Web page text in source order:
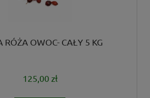
RÓŻA OWOC- CAŁY 5 KG
125,00 zł